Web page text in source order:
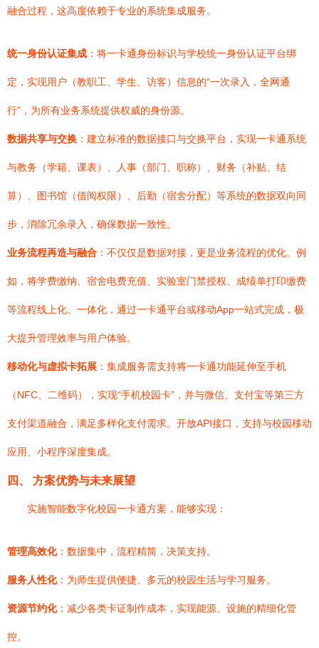
融合过程，这高度依赖于专业的系统集成服务。
统一身份认证集成 ：将一卡通身份标识与学校统一身份认证平台绑
定，实现用户（教职工、学生、访客）信息的“一次录入，全网通
行”，为所有业务系统提供权威的身份源。
数据共享与交换 ：建立标准的数据接口与交换平台，实现一卡通系统
与教务（学籍、课表）、人事（部门、职称）、财务（补贴、结
算）、图书馆（借阅权限）、后勤（宿舍分配）等系统的数据双向同
步，消除冗余录入，确保数据一致性。
业务流程再造与融合 ：不仅仅是数据对接，更是业务流程的优化。例
如，将学费缴纳、宿舍电费充值、实验室门禁授权、成绩单打印缴费
等流程线上化、一体化，通过一卡通平台或移动App一站式完成，极
大提升管理效率与用户体验。
移动化与虚拟卡拓展 ：集成服务需支持将一卡通功能延伸至手机
（NFC、二维码），实现“手机校园卡”，并与微信、支付宝等第三方
支付渠道融合，满足多样化支付需求。开放API接口，支持与校园移动
应用、小程序深度集成。
四、 方案优势与未来展望
实施智能数字化校园一卡通方案，能够实现：
管理高效化：数据集中，流程精简，决策支持。
服务人性化：为师生提供便捷、多元的校园生活与学习服务。
资源节约化：减少各类卡证制作成本，实现能源、设施的精细化管
控。